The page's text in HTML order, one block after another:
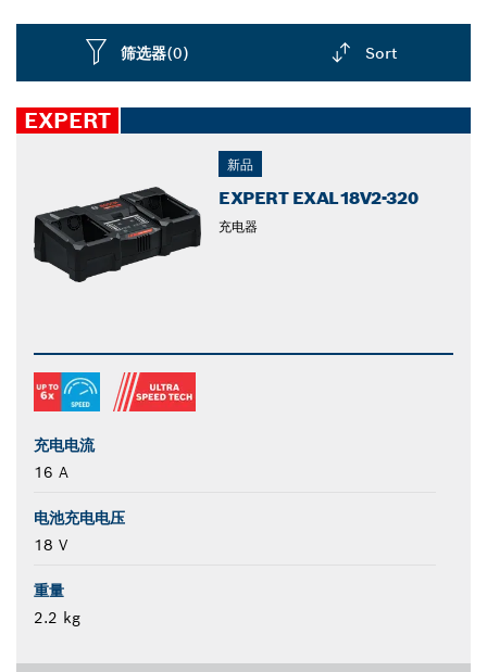
筛选器(0) Sort
closed
EXPERT
新品
EXPERT EXAL18V2-320
充电器
充电电流
16 A
电池充电电压
18 V
重量
2.2 kg